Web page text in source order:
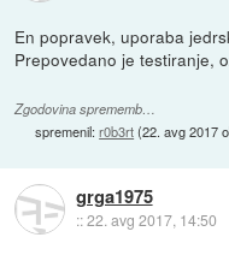
En popravek, uporaba
Prepovedano je testiranje,
Zgodovina sprememb…
spremenil:r0b3rt(22. avg 2017
grga1975
::22. avg 2017, 14:50